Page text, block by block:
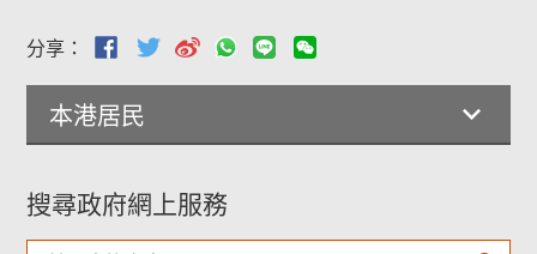
分享：
本港居民
搜尋政府網上服務